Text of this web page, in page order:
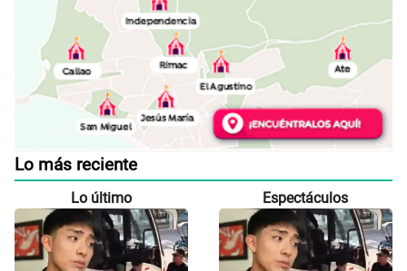
Lo más reciente
Lo último Espectáculos